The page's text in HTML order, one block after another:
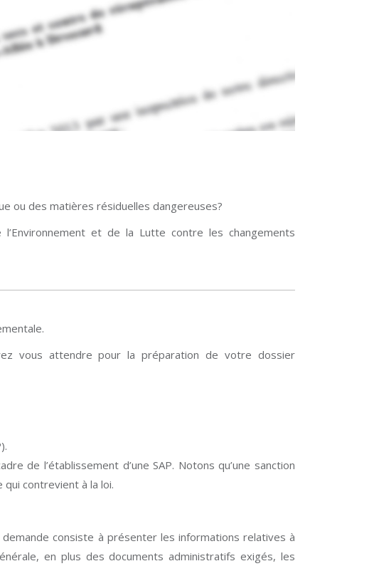
ou des matières résiduelles dangereuses?
et de la Lutte contre les changements
vous attendre pour la préparation de votre dossier
de l’établissement d’une SAP. Notons qu’une sanction
contrevient à la loi.
consiste à présenter les informations relatives à
en plus des documents administratifs exigés, les